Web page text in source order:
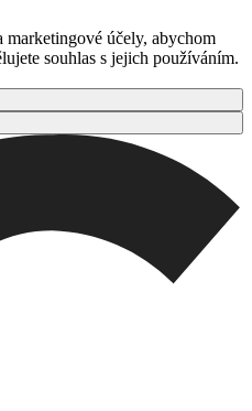
marketingové účely, abychom
souhlas s jejich používáním.